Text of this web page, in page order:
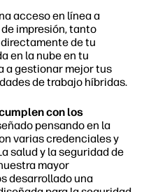
acceso en línea a
impresión, tanto
de tu
en la nube en tu
a gestionar mejor tus
de trabajo híbridas.
con los
pensando en la
varias credenciales y
salud y la seguridad de
mayor
desarrollado una